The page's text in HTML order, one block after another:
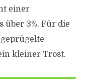
einer
über 3%. Für die
kleiner Trost.